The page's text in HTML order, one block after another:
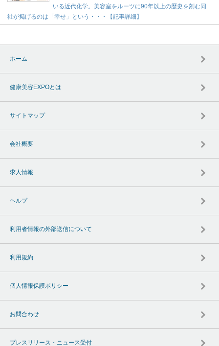
いる近代化学。美容室をルーツに90年以上の歴史を刻む同
社が掲げるのは「幸せ」という・・・【記事詳細】
ホーム
健康美容EXPOとは
サイトマップ
会社概要
求人情報
ヘルプ
利用者情報の外部送信について
利用規約
個人情報保護ポリシー
お問合わせ
プレスリリース・ニュース受付